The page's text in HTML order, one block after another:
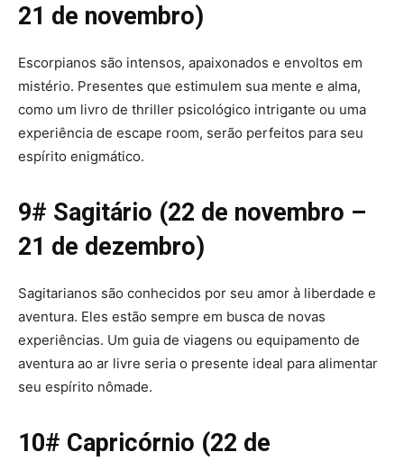
21 de novembro)
Escorpianos são intensos, apaixonados e envoltos em
mistério. Presentes que estimulem sua mente e alma,
como um livro de thriller psicológico intrigante ou uma
experiência de escape room, serão perfeitos para seu
espírito enigmático.
9# Sagitário (22 de novembro –
21 de dezembro)
Sagitarianos são conhecidos por seu amor à liberdade e
aventura. Eles estão sempre em busca de novas
experiências. Um guia de viagens ou equipamento de
aventura ao ar livre seria o presente ideal para alimentar
seu espírito nômade.
10# Capricórnio (22 de